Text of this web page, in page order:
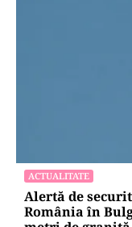
ACTUALITATE
Alertă de
România în